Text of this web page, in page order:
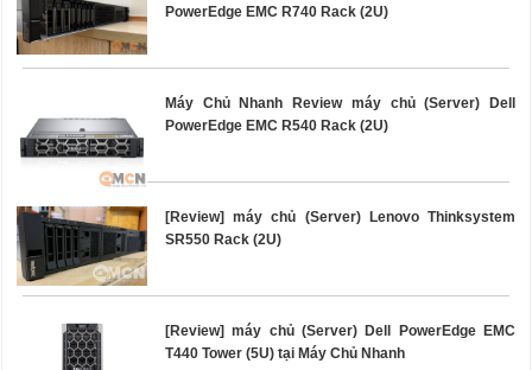
PowerEdge EMC R740 Rack (2U)
Máy Chủ Nhanh Review máy chủ (Server) Dell
PowerEdge EMC R540 Rack (2U)
[Review] máy chủ (Server) Lenovo Thinksystem
SR550 Rack (2U)
[Review] máy chủ (Server) Dell PowerEdge EMC
T440 Tower (5U) tại Máy Chủ Nhanh